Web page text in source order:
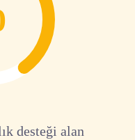
desteği alan